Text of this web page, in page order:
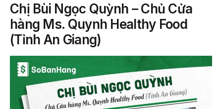
Chị Bùi Ngọc Quỳnh – Chủ Cửa
hàng Ms. Quynh Healthy Food
(Tỉnh An Giang)